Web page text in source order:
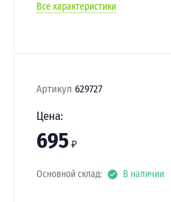
Все характеристики
Артикул 629727
Цена:
695 ₽
Основной склад: В наличии